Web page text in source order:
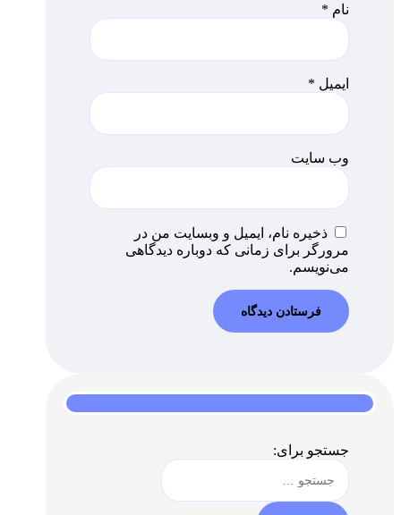
نام *
ایمیل *
وب‌ سایت
ذخیره نام، ایمیل و وبسایت من در
مرورگر برای زمانی که دوباره دیدگاهی
می‌نویسم.
جستجو برای: